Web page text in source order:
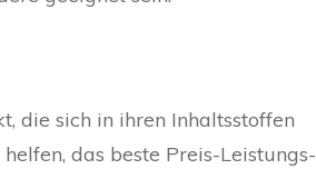
die sich in ihren Inhaltsstoffen
das beste Preis-Leistungs-